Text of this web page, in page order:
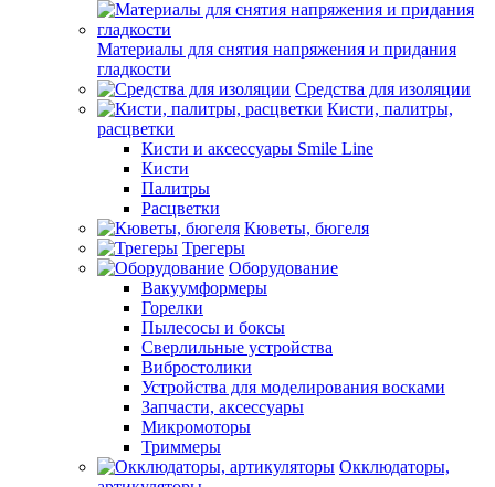
Материалы для снятия напряжения и придания
гладкости
Средства для изоляции
Кисти, палитры,
расцветки
Кисти и аксессуары Smile Line
Кисти
Палитры
Расцветки
Кюветы, бюгеля
Трегеры
Оборудование
Вакуумформеры
Горелки
Пылесосы и боксы
Сверлильные устройства
Вибростолики
Устройства для моделирования восками
Запчасти, аксессуары
Микромоторы
Триммеры
Окклюдаторы,